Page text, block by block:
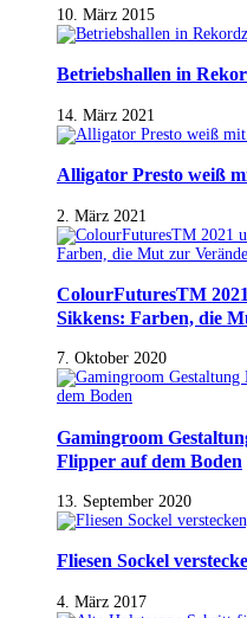
10. März 2015
Betriebshallen in
14. März 2021
Alligator Presto weiß
2. März 2021
ColourFuturesTM
Sikkens: Farben, die
7. Oktober 2020
Gamingroom
Flipper auf dem Boden
13. September 2020
Fliesen Sockel
4. März 2017